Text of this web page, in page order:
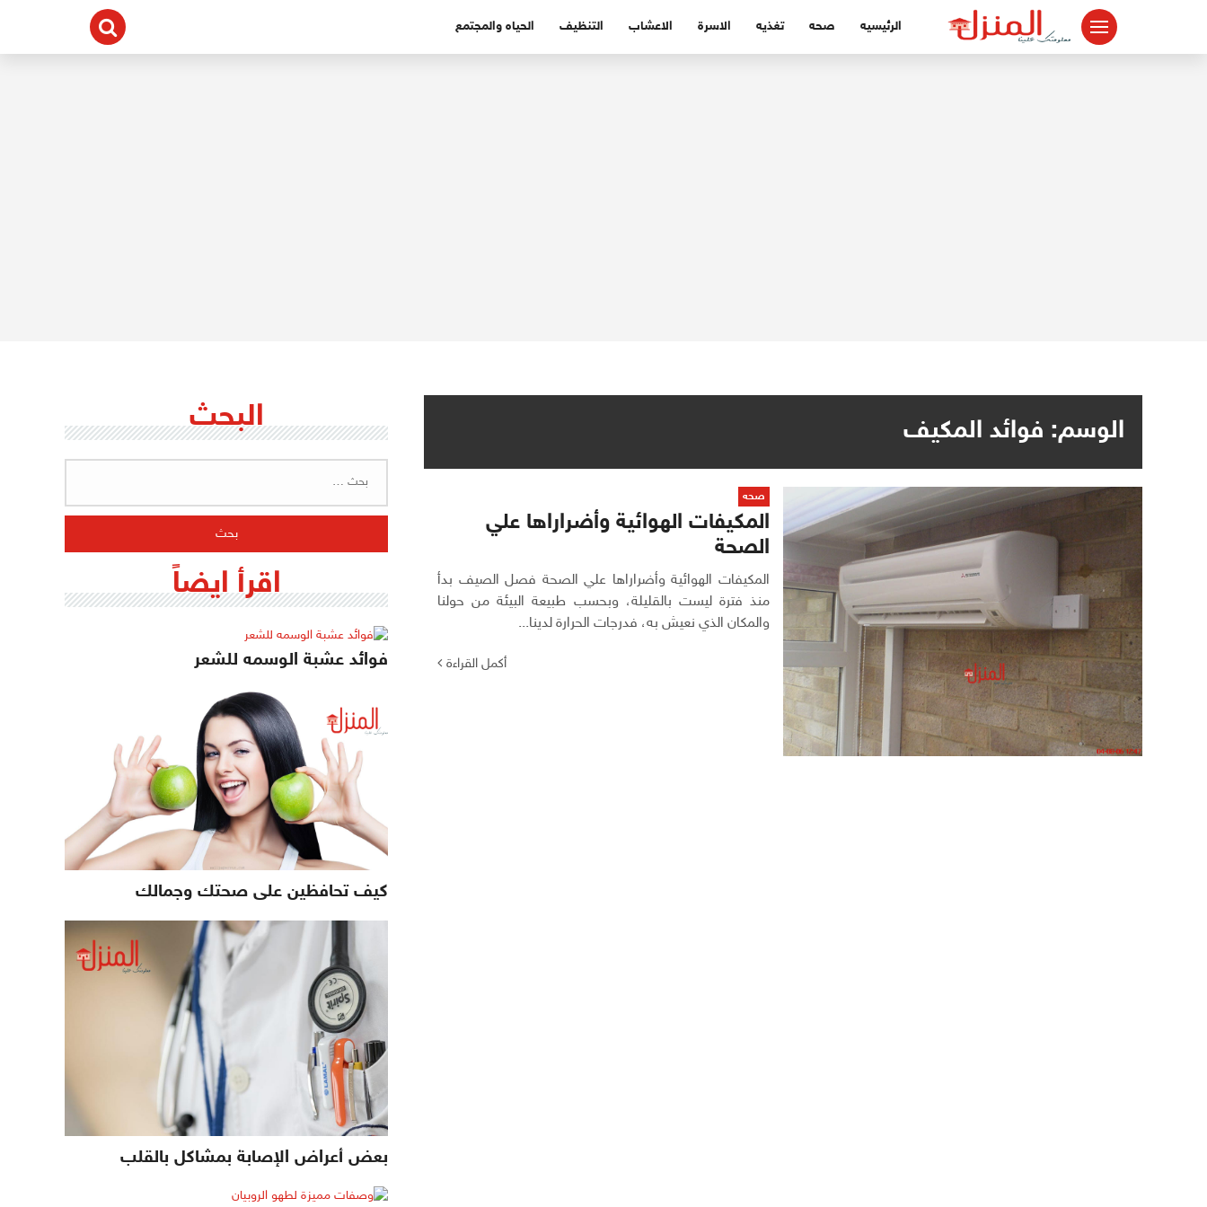
الرئيسيه صحه تغذيه الاسرة الاعشاب التنظيف الحياه والمجتمع
الوسم: فوائد المكيف
صحه
المكيفات الهوائية وأضراراها علي
الصحة
المكيفات الهوائية وأضراراها علي الصحة فصل الصيف بدأ
منذ فترة ليست بالقليلة، وبحسب طبيعة البيئة من حولنا
والمكان الذي نعيش به، فدرجات الحرارة لدينا...
أكمل القراءة
البحث
اقرأ ايضاً
فوائد عشبة الوسمه للشعر
كيف تحافظين على صحتك وجمالك
بعض أعراض الإصابة بمشاكل بالقلب